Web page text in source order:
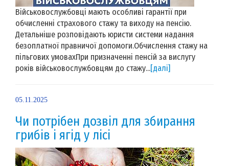
Військовослужбовці мають особливі гарантії при
обчисленні страхового стажу та виходу на пенсію.
Детальніше розповідають юристи системи надання
безоплатної правничої допомоги.Обчислення стажу на
пільгових умовахПри призначенні пенсій за вислугу
років військовослужбовцям до стажу...[далі]
05.11.2025
Чи потрібен дозвіл для збирання
грибів і ягід у лісі